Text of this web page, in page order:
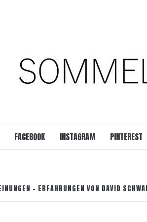
FACEBOOK INSTAGRAM PINTEREST
– ERFAHRUNGEN VON DAVID